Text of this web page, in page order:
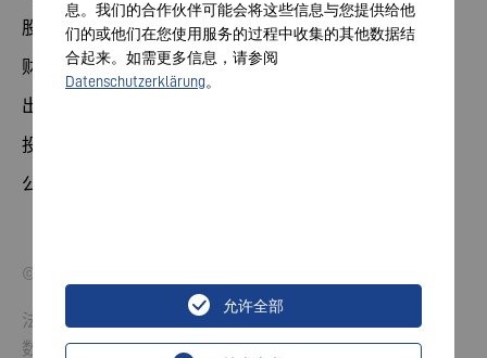
股东大会
财务日历
出版物
投资者联系方式
公司治理
© 2026 VARTA AG.保留所有权利。
法律声明
数据保护
息。我们的合作伙伴可能会将这些信息与您提供给他
们的或他们在您使用服务的过程中收集的其他数据结
合起来。如需更多信息，请参阅
Datenschutzerklärung。
允许全部